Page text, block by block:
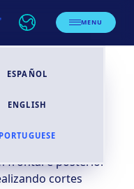
ESPAÑOL
ENGLISH
PORTUGUESE
MENU
CNC
incorporado
frontal e posterior
cortes